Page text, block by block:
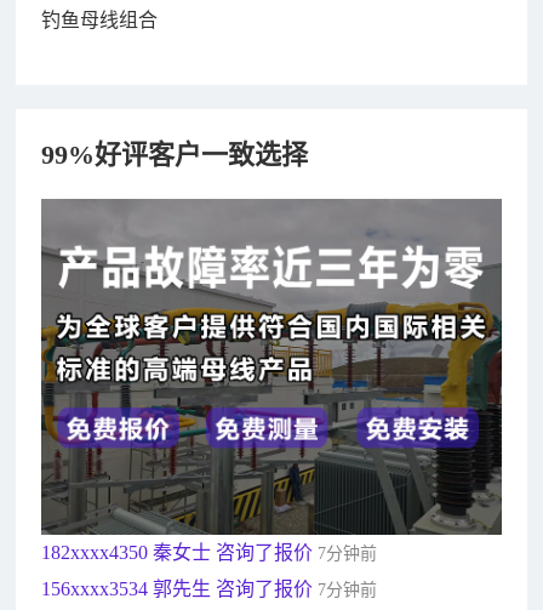
钓鱼母线组合
99%好评客户一致选择
182xxxx4350 秦女士 咨询了报价 7分钟前
156xxxx3534 郭先生 咨询了报价7分钟前
192xxxx2920 周先生 咨询了报价10分钟前
189xxxx6562 王先生 咨询了报价1秒前
190xxxx3508 徐女士 咨询了报价5秒前
135xxxx6654 张先生 咨询了报价
181xxxx7531 苟先生 咨询了报价5分钟前
182xxxx4350 秦女士 咨询了报价 7分钟前
156xxxx3534 郭先生 咨询了报价 7分钟前